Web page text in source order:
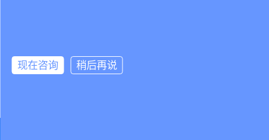
现在咨询 稍后再说